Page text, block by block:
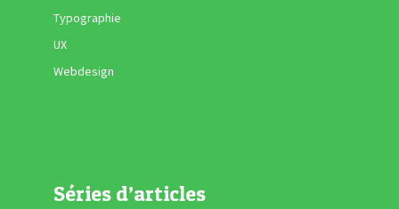
Typographie
UX
Webdesign
Séries d’articles